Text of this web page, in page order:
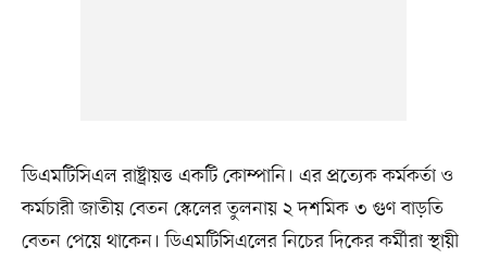
ডিএমটিসিএল রাষ্ট্রায়ত্ত একটি কোম্পানি। এর প্রত্যেক কর্মকর্তা ও
কর্মচারী জাতীয় বেতন স্কেলের তুলনায় ২ দশমিক ৩ গুণ বাড়তি
বেতন পেয়ে থাকেন। ডিএমটিসিএলের নিচের দিকের কর্মীরা স্থায়ী